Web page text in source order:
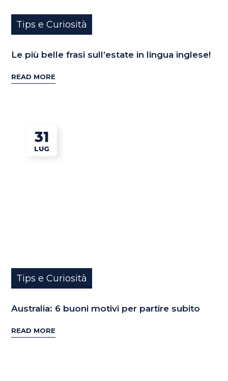
Tips e Curiosità
Le più belle frasi sull’estate in lingua inglese!
READ MORE
31
LUG
Tips e Curiosità
Australia: 6 buoni motivi per partire subito
READ MORE